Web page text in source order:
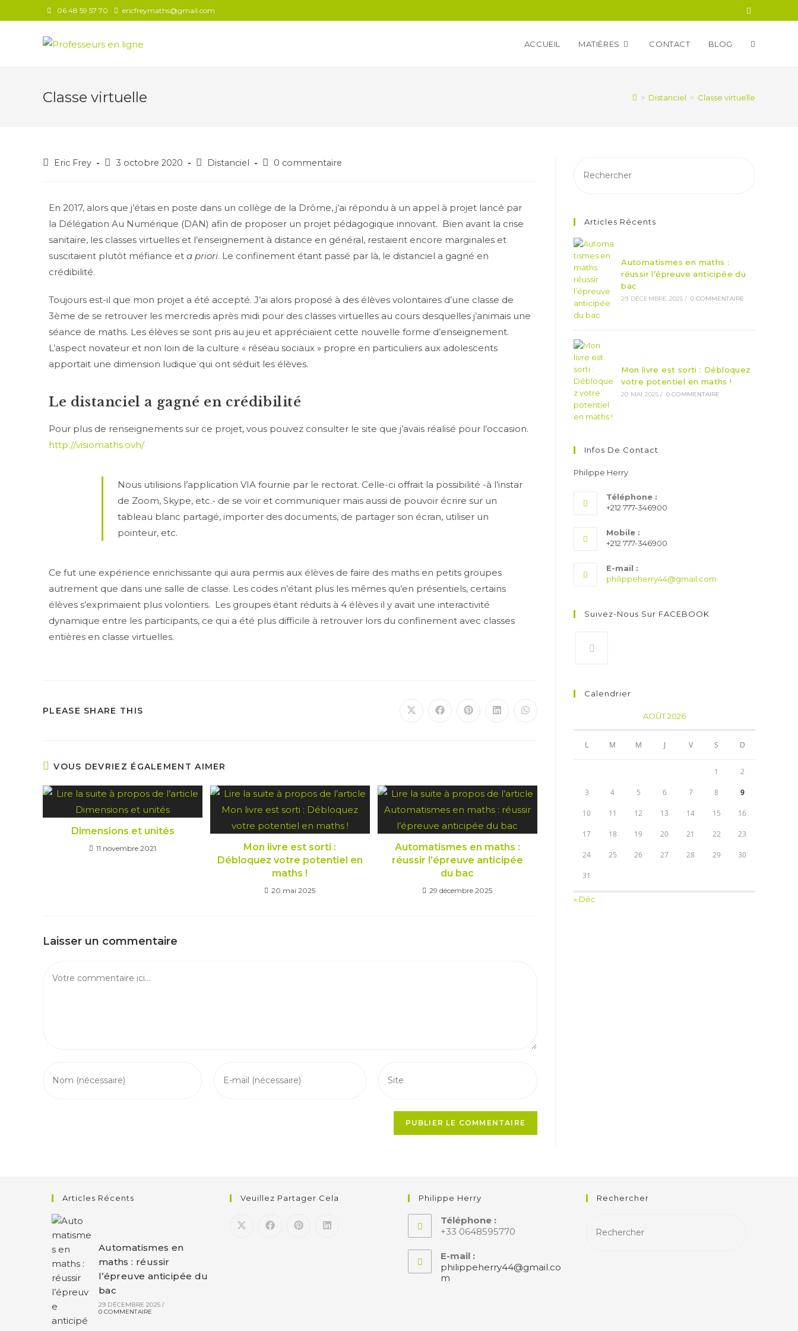
06 48 59 57 70 ericfreymaths@gmail.com
ACCUEIL MATIÈRES CONTACT BLOG
Classe virtuelle > Distanciel > Classe virtuelle
Eric Frey 3 octobre 2020 Distanciel 0 commentaire
En 2017, alors que j’étais en poste dans un collège de la Drôme, j’ai répondu à un appel à projet lancé par
la Délégation Au Numérique (DAN) afin de proposer un projet pédagogique innovant. Bien avant la crise
sanitaire, les classes virtuelles et l’enseignement à distance en général, restaient encore marginales et
suscitaient plutôt méfiance et a priori. Le confinement étant passé par là, le distanciel a gagné en
crédibilité.
Toujours est-il que mon projet a été accepté. J’ai alors proposé à des élèves volontaires d’une classe de
3ème de se retrouver les mercredis après midi pour des classes virtuelles au cours desquelles j’animais une
séance de maths. Les élèves se sont pris au jeu et appréciaient cette nouvelle forme d’enseignement.
L’aspect novateur et non loin de la culture « réseau sociaux » propre en particuliers aux adolescents
apportait une dimension ludique qui ont séduit les élèves.
Le distanciel a gagné en crédibilité
Pour plus de renseignements sur ce projet, vous pouvez consulter le site que j’avais réalisé pour l’occasion.
http://visiomaths.ovh/
Nous utilisions l’application VIA fournie par le rectorat. Celle-ci offrait la possibilité -à l’instar
de Zoom, Skype, etc.- de se voir et communiquer mais aussi de pouvoir écrire sur un
tableau blanc partagé, importer des documents, de partager son écran, utiliser un
pointeur, etc.
Ce fut une expérience enrichissante qui aura permis aux élèves de faire des maths en petits groupes
autrement que dans une salle de classe. Les codes n’étant plus les mêmes qu’en présentiels, certains
élèves s’exprimaient plus volontiers. Les groupes étant réduits à 4 élèves il y avait une interactivité
dynamique entre les participants, ce qui a été plus difficile à retrouver lors du confinement avec classes
entières en classe virtuelles.
PLEASE SHARE THIS
VOUS DEVRIEZ ÉGALEMENT AIMER
Dimensions et unités
11 novembre 2021
Mon livre est sorti :
Débloquez votre potentiel en
maths !
20 mai 2025
Automatismes en maths :
réussir l’épreuve anticipée
du bac
29 décembre 2025
Laisser un commentaire
Articles Récents
Automatismes en maths :
réussir l’épreuve anticipée du
bac
29 DÉCEMBRE 2025 / 0 COMMENTAIRE
Mon livre est sorti : Débloquez
votre potentiel en maths !
20 MAI 2025 / 0 COMMENTAIRE
Infos De Contact
Philippe Herry
Téléphone :
+212 777-346900​
Mobile :
+212 777-346900​
E-mail :
philippeherry44@gmail.com
Suivez-Nous Sur FACEBOOK
Calendrier
AOÛT 2026
L M M J V S D
1 2
3 4 5 6 7 8 9
10 11 12 13 14 15 16
17 18 19 20 21 22 23
24 25 26 27 28 29 30
31
« Déc
Articles Récents
Automatismes en
maths : réussir
l’épreuve anticipée du
bac
29 DÉCEMBRE 2025 /
0 COMMENTAIRE
Veuillez Partager Cela Philippe Herry
Téléphone :
+33 0648595770
E-mail :
philippeherry44@gmail.co
m
Rechercher